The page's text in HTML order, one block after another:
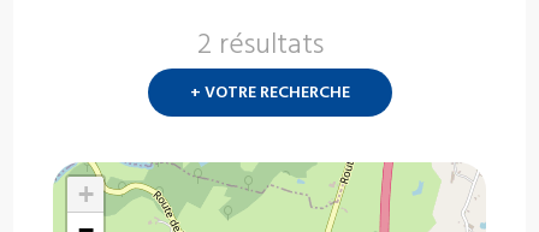
2 résultats
+ VOTRE RECHERCHE
+